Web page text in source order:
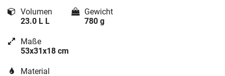
Volumen
23.0 L L
Gewicht
780 g
Maße
53x31x18 cm
Material